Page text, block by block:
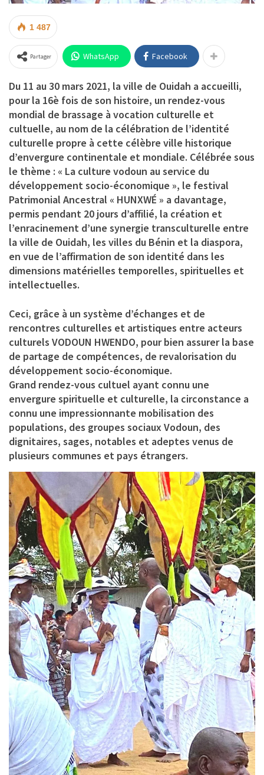
1 487
Partager WhatsApp Facebook
Du 11 au 30 mars 2021, la ville de Ouidah a accueilli,
pour la 16è fois de son histoire, un rendez-vous
mondial de brassage à vocation culturelle et
cultuelle, au nom de la célébration de l’identité
culturelle propre à cette célèbre ville historique
d’envergure continentale et mondiale. Célébrée sous
le thème : « La culture vodoun au service du
développement socio-économique », le festival
Patrimonial Ancestral « HUNXWÉ » a davantage,
permis pendant 20 jours d’affilié, la création et
l’enracinement d’une synergie transculturelle entre
la ville de Ouidah, les villes du Bénin et la diaspora,
en vue de l’affirmation de son identité dans les
dimensions matérielles temporelles, spirituelles et
intellectuelles.
Ceci, grâce à un système d’échanges et de
rencontres culturelles et artistiques entre acteurs
culturels VODOUN HWENDO, pour bien assurer la base
de partage de compétences, de revalorisation du
développement socio-économique.
Grand rendez-vous cultuel ayant connu une
envergure spirituelle et culturelle, la circonstance a
connu une impressionnante mobilisation des
populations, des groupes sociaux Vodoun, des
dignitaires, sages, notables et adeptes venus de
plusieurs communes et pays étrangers.